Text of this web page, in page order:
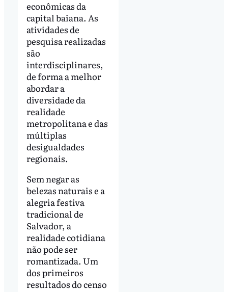
econômicas da
capital baiana. As
atividades de
pesquisa realizadas
são
interdisciplinares,
de forma a melhor
abordar a
diversidade da
realidade
metropolitana e das
múltiplas
desigualdades
regionais.
Sem negar as
belezas naturais e a
alegria festiva
tradicional de
Salvador, a
realidade cotidiana
não pode ser
romantizada. Um
dos primeiros
resultados do censo